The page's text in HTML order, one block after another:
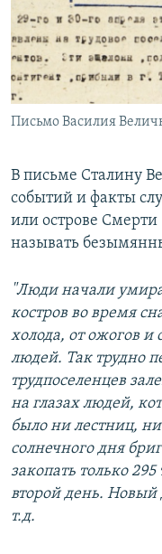
Письмо Василия
В письме Сталину
событий и факты
или острове
называть
"Люди начали
костров во время
холода, от ожогов и
людей. Так трудно
трудпоселенцев
на глазах людей,
было ни лестниц,
солнечного дня
закопать только
второй день. Новый
т.д.